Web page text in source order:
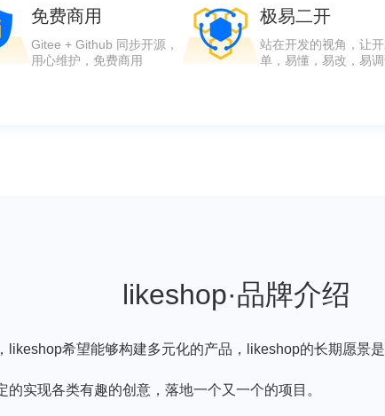
免费商用
Gitee + Github 同步开源，
用心维护，免费商用
极易二开
站在开发的视角，让
单，易懂，易改，易
likeshop·品牌介绍
likeshop希望能够构建多元化的产品，likeshop的长期愿景
的实现各类有趣的创意，落地一个又一个的项目。